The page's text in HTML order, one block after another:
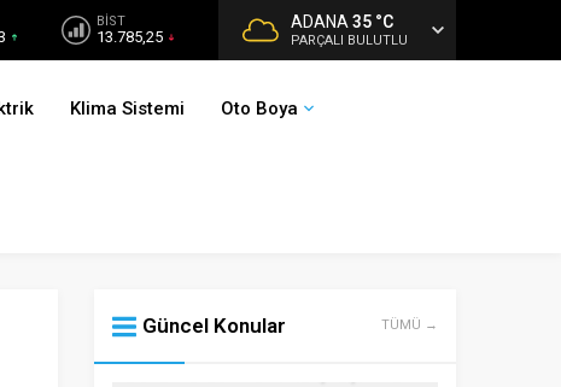
BİST
13.785,25
ADANA 35 °C
PARÇALI BULUTLU
Klima Sistemi Oto Boya
Güncel Konular TÜMÜ →